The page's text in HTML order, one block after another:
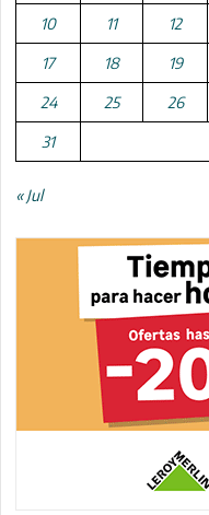
10 11 12
17 18 19
24 25 26
31
« Jul